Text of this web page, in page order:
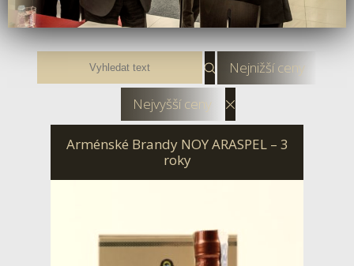
Nejnižší ceny
Nejvyšší ceny
Arménské Brandy NOY ARASPEL – 3
roky